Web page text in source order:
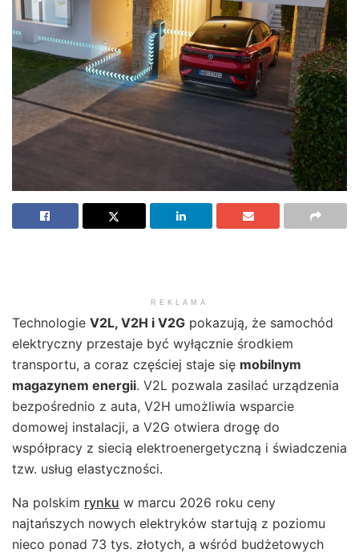
REKLAMA
Technologie V2L, V2H i V2G pokazują, że samochód
elektryczny przestaje być wyłącznie środkiem
transportu, a coraz częściej staje się mobilnym
magazynem energii. V2L pozwala zasilać urządzenia
bezpośrednio z auta, V2H umożliwia wsparcie
domowej instalacji, a V2G otwiera drogę do
współpracy z siecią elektroenergetyczną i świadczenia
tzw. usług elastyczności.
Na polskim rynku w marcu 2026 roku ceny
najtańszych nowych elektryków startują z poziomu
nieco ponad 73 tys. złotych, a wśród budżetowych